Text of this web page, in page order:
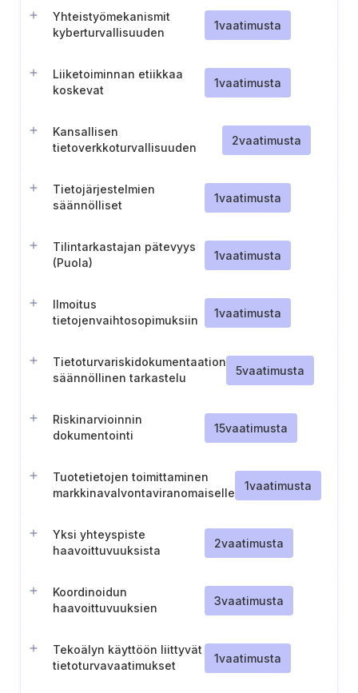
Yhteistyömekanismit
kyberturvallisuuden
1vaatimusta
Liiketoiminnan etiikkaa
koskevat
1vaatimusta
Kansallisen
tietoverkkoturvallisuuden
käyttö (Puola)
2vaatimusta
Tietojärjestelmien
säännölliset
1vaatimusta
Tilintarkastajan pätevyys
(Puola)
1vaatimusta
Ilmoitus
tietojenvaihtosopimuksiin
1vaatimusta
Tietoturvariskidokumentaation
säännöllinen tarkastelu
5vaatimusta
Riskinarvioinnin
dokumentointi
15vaatimusta
Tuotetietojen toimittaminen
markkinavalvontaviranomaiselle
1vaatimusta
Yksi yhteyspiste
haavoittuvuuksista
2vaatimusta
Koordinoidun
haavoittuvuuksien
ylläpitäminen
3vaatimusta
Tekoälyn käyttöön liittyvät
tietoturvavaatimukset
1vaatimusta